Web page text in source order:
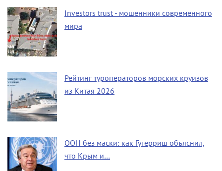
Investors trust - мошенники современного
мира
Рейтинг туроператоров морских круизов
из Китая 2026
ООН без маски: как Гутерриш объяснил,
что Крым и…